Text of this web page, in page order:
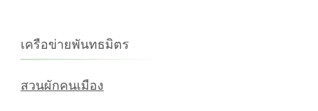
เครือข่ายพันทธมิตร
สวนผักคนเมือง